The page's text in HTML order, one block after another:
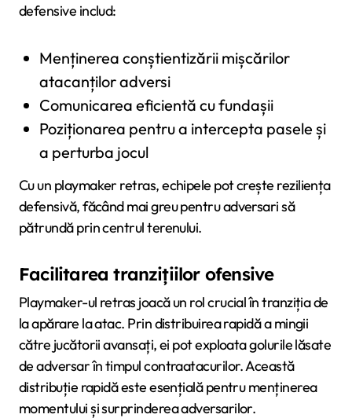
defensive includ:
Menținerea conștientizării mișcărilor
atacanților adversi
Comunicarea eficientă cu fundașii
Poziționarea pentru a intercepta pasele și
a perturba jocul
Cu un playmaker retras, echipele pot crește reziliența
defensivă, făcând mai greu pentru adversari să
pătrundă prin centrul terenului.
Facilitarea tranzițiilor ofensive
Playmaker-ul retras joacă un rol crucial în tranziția de
la apărare la atac. Prin distribuirea rapidă a mingii
către jucătorii avansați, ei pot exploata golurile lăsate
de adversar în timpul contraatacurilor. Această
distribuție rapidă este esențială pentru menținerea
momentului și surprinderea adversarilor.